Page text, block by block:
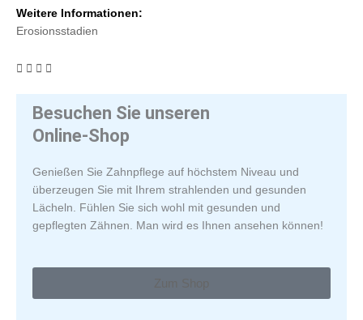
Weitere Informationen:
Erosionsstadien
Besuchen Sie unseren
Online-Shop
Genießen Sie Zahnpflege auf höchstem Niveau und
überzeugen Sie mit Ihrem strahlenden und gesunden
Lächeln. Fühlen Sie sich wohl mit gesunden und
gepflegten Zähnen. Man wird es Ihnen ansehen können!
Zum Shop